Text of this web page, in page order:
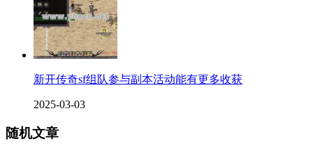
新开传奇sf组队参与副本活动能有更多收获
2025-03-03
随机文章